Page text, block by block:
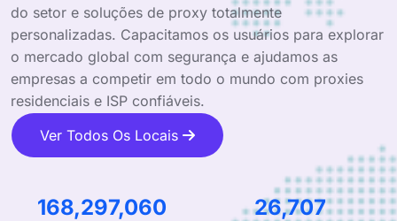
do setor e soluções de proxy totalmente
personalizadas. Capacitamos os usuários para explorar
o mercado global com segurança e ajudamos as
empresas a competir em todo o mundo com proxies
residenciais e ISP confiáveis.
Ver Todos Os Locais
245,842,951 39,013